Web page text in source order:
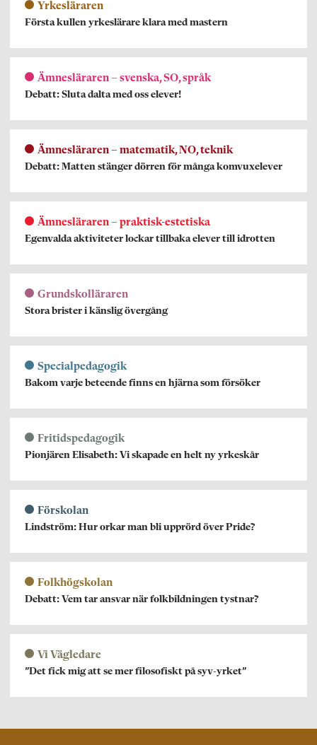
Yrkesläraren
Första kullen yrkeslärare klara med mastern
Ämnesläraren – svenska, SO, språk
Debatt: Sluta dalta med oss elever!
Ämnesläraren – matematik, NO, teknik
Debatt: Matten stänger dörren för många komvuxelever
Ämnesläraren – praktisk-estetiska
Egenvalda aktiviteter lockar tillbaka elever till idrotten
Grundskolläraren
Stora brister i känslig övergång
Specialpedagogik
Bakom varje beteende finns en hjärna som försöker
Fritidspedagogik
Pionjären Elisabeth: Vi skapade en helt ny yrkeskår
Förskolan
Lindström: Hur orkar man bli upprörd över Pride?
Folkhögskolan
Debatt: Vem tar ansvar när folkbildningen tystnar?
Vi Vägledare
”Det fick mig att se mer filosofiskt på syv-yrket”